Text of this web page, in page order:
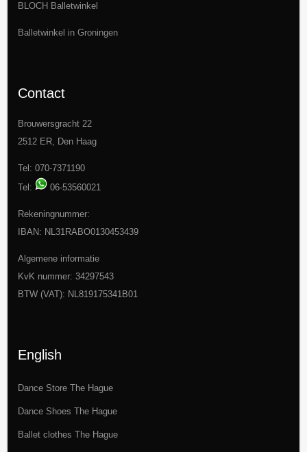
BLOCH Balletwinkel
Balletwinkel in Groningen
Contact
Brouwersgracht 22
2512 ER, Den Haag
Tel: 070-7371190
Tel:
06-53560021
Rekeningnummer:
IBAN: NL31RABO0130453439
Algemene informatie
KvK nummer: 34297543
BTW (VAT): NL819175341B01
English
Dance Store The Hague
Dance Shoes The Hague
Ballet clothes The Hague